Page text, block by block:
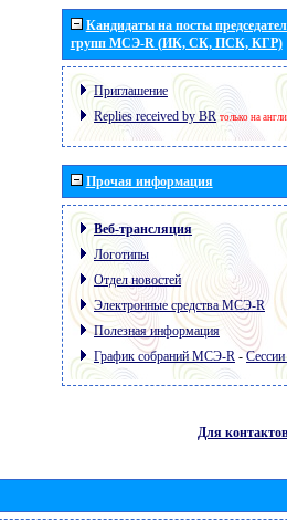
Кандидаты на посты
групп МСЭ-R (ИК, СК, ПСК, КГР)
Приглашение
Replies received by BR только на
Прочая информация
Веб-трансляция
Логотипы
Отдел новостей
Электронные средства МСЭ-R
Полезная информация
График собраний МСЭ-R -
Для контактов